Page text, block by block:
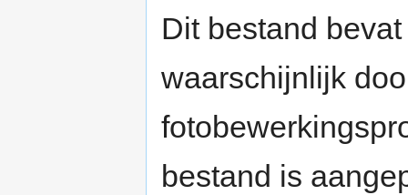
Dit bestand
waarschijnlijk
bestand is